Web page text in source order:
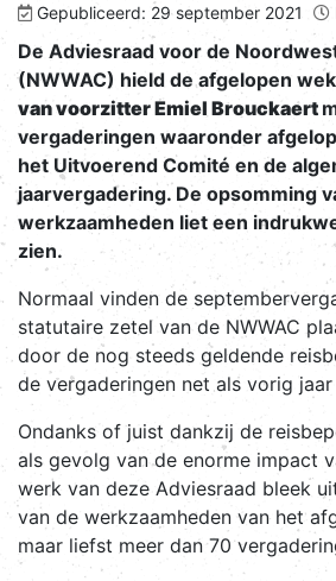
Gepubliceerd: 29 september 2021
De Adviesraad voor de
(NWWAC) hield de afgelopen
van voorzitter Emiel Brouckaert
vergaderingen waaronder
het Uitvoerend Comité en de
jaarvergadering. De opsomming
werkzaamheden liet een
zien.
Normaal vinden de
statutaire zetel van de NWWAC
door de nog steeds geldende
de vergaderingen net als vorig
Ondanks of juist dankzij de
als gevolg van de enorme impact
werk van deze Adviesraad bleek
van de werkzaamheden van het
maar liefst meer dan 70